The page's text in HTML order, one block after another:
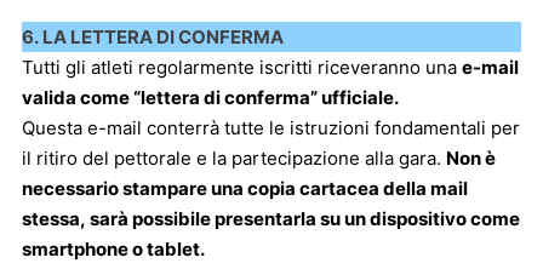
6. LA LETTERA DI CONFERMA
Tutti gli atleti regolarmente iscritti riceveranno una e-mail
valida come “lettera di conferma” ufficiale.
Questa e-mail conterrà tutte le istruzioni fondamentali per
il ritiro del pettorale e la partecipazione alla gara. Non è
necessario stampare una copia cartacea della mail
stessa, sarà possibile presentarla su un dispositivo come
smartphone o tablet.